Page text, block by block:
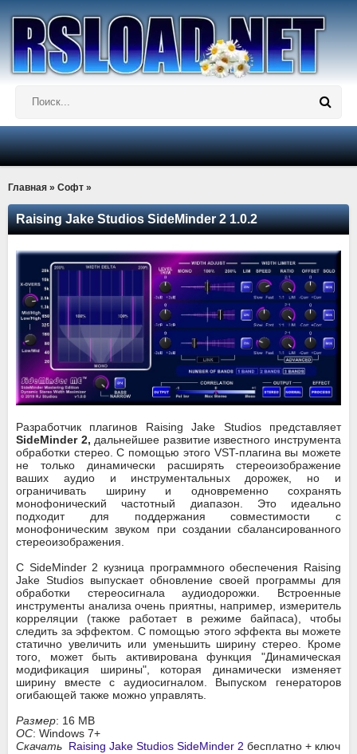
Главная » Софт »
Raising Jake Studios SideMinder 2 1.0.2
Разработчик плагинов Raising Jake Studios представляет
SideMinder 2, дальнейшее развитие известного инструмента
обработки стерео. С помощью этого VST-плагина вы можете
не только динамически расширять стереоизображение
ваших аудио и инструментальных дорожек, но и
ограничивать ширину и одновременно сохранять
монофонический частотный диапазон. Это идеально
подходит для поддержания совместимости с
монофоническим звуком при создании сбалансированного
стереоизображения.
С SideMinder 2 кузница программного обеспечения Raising
Jake Studios выпускает обновление своей программы для
обработки стереосигнала аудиодорожки. Встроенные
инструменты анализа очень приятны, например, измеритель
корреляции (также работает в режиме байпаса), чтобы
следить за эффектом. С помощью этого эффекта вы можете
статично увеличить или уменьшить ширину стерео. Кроме
того, может быть активирована функция "Динамическая
модификация ширины", которая динамически изменяет
ширину вместе с аудиосигналом. Выпуском генераторов
огибающей также можно управлять.
Размер: 16 MB
ОС: Windows 7+
Скачать Raising Jake Studios SideMinder 2 бесплатно + ключ